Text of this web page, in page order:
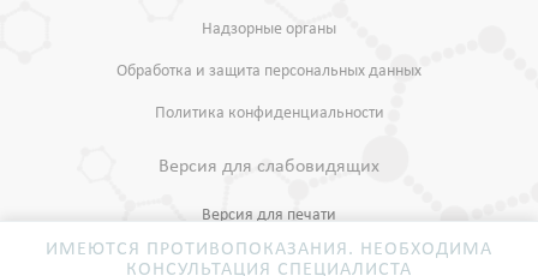
Надзорные органы
Обработка и защита персональных данных
Политика конфиденциальности
Версия для слабовидящих
Версия для печати
ИМЕЮТСЯ ПРОТИВОПОКАЗАНИЯ. НЕОБХОДИМА
КОНСУЛЬТАЦИЯ СПЕЦИАЛИСТА